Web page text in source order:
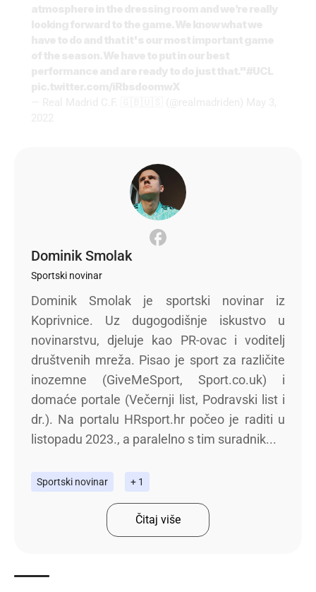
Dominik Smolak
Sportski novinar
Dominik Smolak je sportski novinar iz
Koprivnice. Uz dugogodišnje iskustvo u
novinarstvu, djeluje kao PR-ovac i voditelj
društvenih mreža. Pisao je sport za različite
inozemne (GiveMeSport, Sport.co.uk) i
domaće portale (Večernji list, Podravski list i
dr.). Na portalu HRsport.hr počeo je raditi u
listopadu 2023., a paralelno s tim suradnik...
Sportski novinar + 1
Čitaj više